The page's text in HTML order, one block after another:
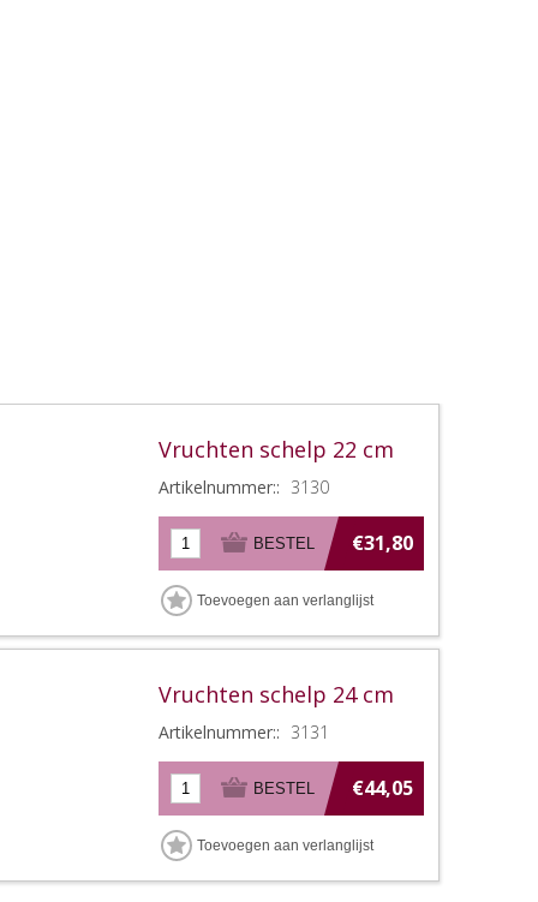
Vruchten schelp 22 cm
Artikelnummer:: 3130
€31,80
Vruchten schelp 24 cm
Artikelnummer:: 3131
€44,05